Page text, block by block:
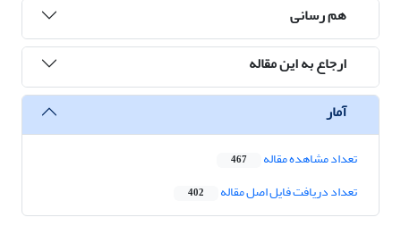
هم رسانی
ارجاع به این مقاله
آمار
تعداد مشاهده مقاله 467
تعداد دریافت فایل اصل مقاله 402